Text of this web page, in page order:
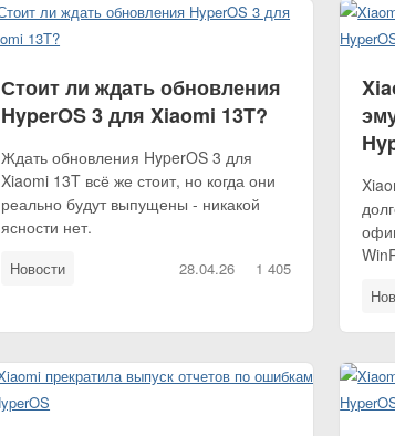
Стоит ли ждать обновления
HyperOS 3 для Xiaomi 13T?
Ждать обновления HyperOS 3 для
Xiaomi 13T всё же стоит, но когда они
реально будут выпущены - никакой
ясности нет.
Новости 28.04.26 1 405